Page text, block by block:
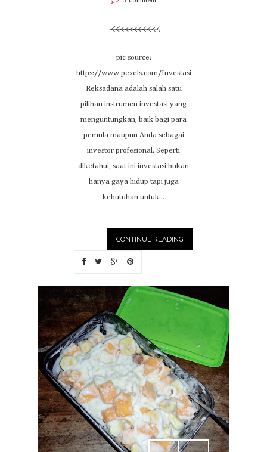
pic source:
https://www.pexels.com/Investasi
Reksadana adalah salah satu
pilihan instrumen investasi yang
menguntungkan, baik bagi para
pemula maupun Anda sebagai
investor profesional. Seperti
diketahui, saat ini investasi bukan
hanya gaya hidup tapi juga
kebutuhan untuk...
CONTINUE READING